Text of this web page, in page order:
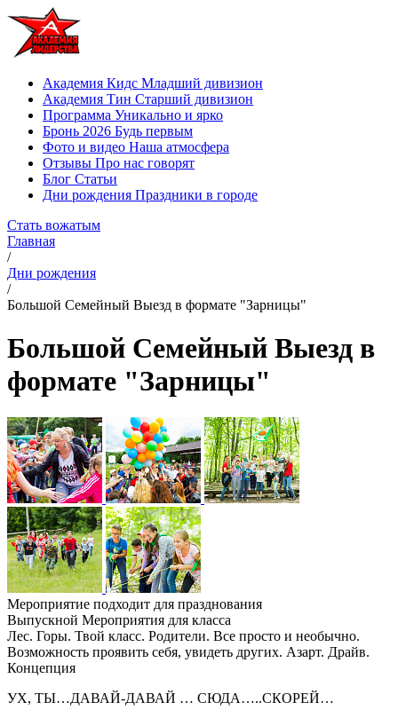
Академия Кидс Младший дивизион
Академия Тин Старший дивизион
Программа Уникально и ярко
Бронь 2026 Будь первым
Фото и видео Наша атмосфера
Отзывы Про нас говорят
Блог Статьи
Дни рождения Праздники в городе
Стать вожатым
Главная
/
Дни рождения
/
Большой Семейный Выезд в формате "Зарницы"
Большой Семейный Выезд в
формате "Зарницы"
Мероприятие подходит для празднования
Выпускной Мероприятия для класса
Лес. Горы. Твой класс. Родители. Все просто и необычно.
Возможность проявить себя, увидеть других. Азарт. Драйв.
Концепция
УХ, ТЫ…ДАВАЙ-ДАВАЙ … СЮДА…..СКОРЕЙ…